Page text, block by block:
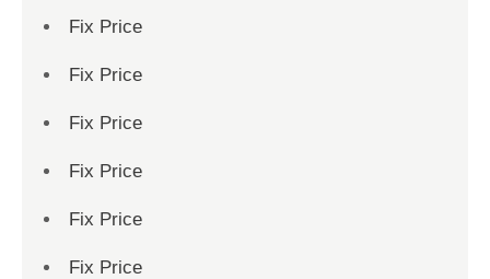
Fix Price
Fix Price
Fix Price
Fix Price
Fix Price
Fix Price